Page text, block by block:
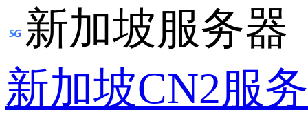
新加坡服务器
新加坡CN2服